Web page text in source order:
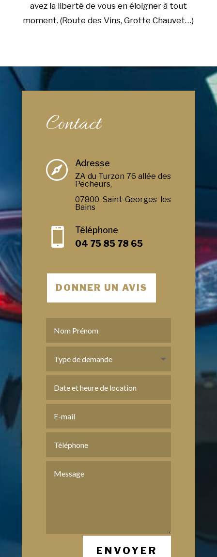
avez la liberté de vous en éloigner à tout
moment. (Route des Vins, Grotte Chauvet…)
Contact
 Adresse
ZA du Turzon 76 allée des
Pecheurs,
07800 Saint-Georges les
Bains

Téléphone
04 75 85 78 65
DONNER UN AVIS
ENVOYER